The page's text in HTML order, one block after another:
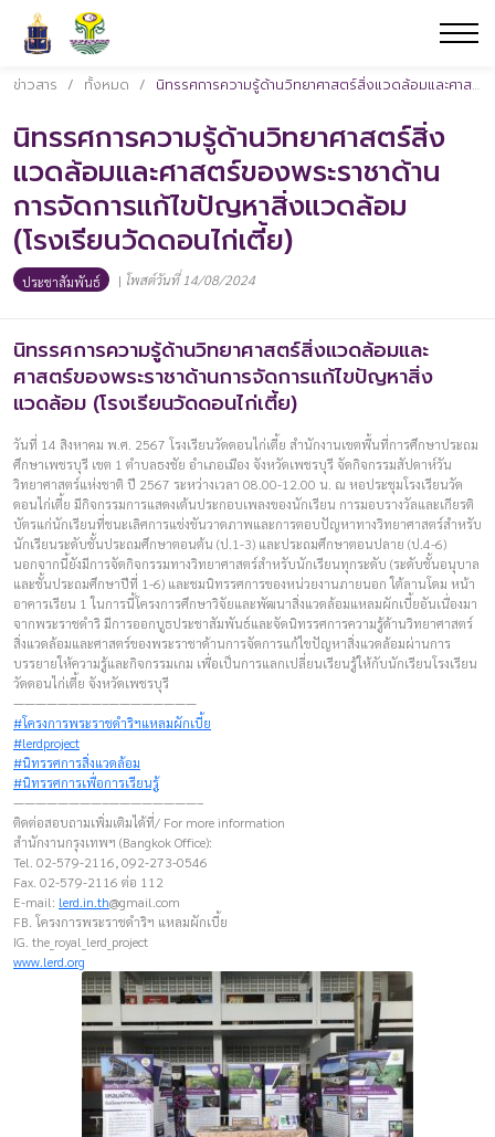
ข่าวสาร / ทั้งหมด / นิทรรศการความรู้ด้านวิทยาศาสตร์สิ่งแวดล้อมและศาสตร์ของพระราชาด้านการจัดการแก้ไขปัญหาสิ่งแวดล้อม (โรงเรียนวัดดอนไก่เตี้ย)
นิทรรศการความรู้ด้านวิทยาศาสตร์สิ่ง
แวดล้อมและศาสตร์ของพระราชาด้าน
การจัดการแก้ไขปัญหาสิ่งแวดล้อม
(โรงเรียนวัดดอนไก่เตี้ย)
ประชาสัมพันธ์ | โพสต์วันที่ 14/08/2024
นิทรรศการความรู้ด้านวิทยาศาสตร์สิ่งแวดล้อมและ
ศาสตร์ของพระราชาด้านการจัดการแก้ไขปัญหาสิ่ง
แวดล้อม (โรงเรียนวัดดอนไก่เตี้ย)
วันที่ 14 สิงหาคม พ.ศ. 2567 โรงเรียนวัดดอนไก่เตี้ย สำนักงานเขตพื้นที่การศึกษาประถม
ศึกษาเพชรบุรี เขต 1 ตำบลธงชัย อำเภอเมือง จังหวัดเพชรบุรี จัดกิจกรรมสัปดาห์วัน
วิทยาศาสตร์แห่งชาติ ปี 2567 ระหว่างเวลา 08.00-12.00 น. ณ หอประชุมโรงเรียนวัด
ดอนไก่เตี้ย มีกิจกรรมการแสดงเต้นประกอบเพลงของนักเรียน การมอบรางวัลและเกียรติ
บัตรแก่นักเรียนที่ชนะเลิศการแข่งขันวาดภาพและการตอบปัญหาทางวิทยาศาสตร์สำหรับ
นักเรียนระดับชั้นประถมศึกษาตอนต้น (ป.1-3) และประถมศึกษาตอนปลาย (ป.4-6)
นอกจากนี้ยังมีการจัดกิจกรรมทางวิทยาศาสตร์สำหรับนักเรียนทุกระดับ (ระดับชั้นอนุบาล
และชั้นประถมศึกษาปีที่ 1-6) และชมนิทรรศการของหน่วยงานภายนอก ใต้ลานโดม หน้า
อาคารเรียน 1 ในการนี้โครงการศึกษาวิจัยและพัฒนาสิ่งแวดล้อมแหลมผักเบี้ยอันเนื่องมา
จากพระราชดำริ มีการออกบูธประชาสัมพันธ์และจัดนิทรรศการความรู้ด้านวิทยาศาสตร์
สิ่งแวดล้อมและศาสตร์ของพระราชาด้านการจัดการแก้ไขปัญหาสิ่งแวดล้อมผ่านการ
บรรยายให้ความรู้และกิจกรรมเกม เพื่อเป็นการแลกเปลี่ยนเรียนรู้ให้กับนักเรียนโรงเรียน
วัดดอนไก่เตี้ย จังหวัดเพชรบุรี
————————–————————
#โครงการพระราชดำริฯแหลมผักเบี้ย
#lerdproject
#นิทรรศการสิ่งแวดล้อม
#นิทรรศการเพื่อการเรียนรู้
————————–————————–
ติดต่อสอบถามเพิ่มเติมได้ที่/ For more information
สำนักงานกรุงเทพฯ (Bangkok Office):
Tel. 02-579-2116, 092-273-0546
Fax. 02-579-2116 ต่อ 112
E-mail: lerd.in.th@gmail.com
FB. โครงการพระราชดำริฯ แหลมผักเบี้ย
IG. the_royal_lerd_project
www.lerd.org